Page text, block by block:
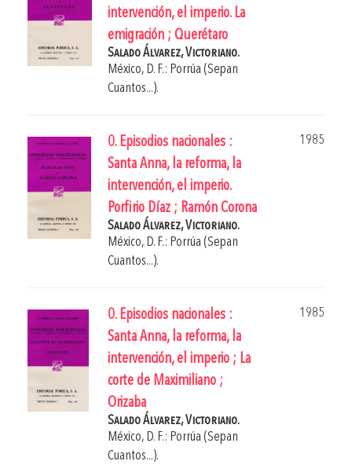
intervención, el imperio. La
emigración ; Querétaro
Salado Álvarez, Victoriano.
México, D. F.: Porrúa (Sepan
Cuantos...).
0. Episodios nacionales :
Santa Anna, la reforma, la
intervención, el imperio.
Porfirio Díaz ; Ramón Corona
1985
Salado Álvarez, Victoriano.
México, D. F.: Porrúa (Sepan
Cuantos...).
0. Episodios nacionales :
Santa Anna, la reforma, la
intervención, el imperio ; La
corte de Maximiliano ;
Orizaba
1985
Salado Álvarez, Victoriano.
México, D. F.: Porrúa (Sepan
Cuantos...).